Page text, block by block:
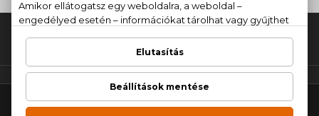
Fel az oldal tetejére!
PARFÜMCENTER